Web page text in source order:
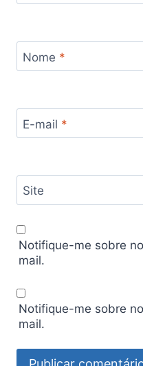
Nome *
E-mail *
Site
Notifique-me sobre
mail.
Notifique-me sobre
mail.